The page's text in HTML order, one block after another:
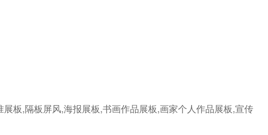
板,隔板屏风,海报展板,书画作品展板,画家个人作品展板,宣传